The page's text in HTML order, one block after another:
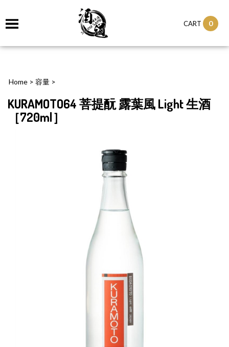
CART 0
Home > 容量 >
KURAMOTO64 菩提酛 露葉風 Light 生酒
［720ml］